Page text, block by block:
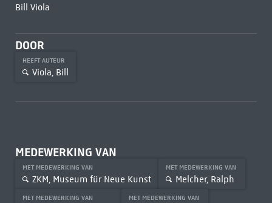
Bill Viola
DOOR
HEEFT AUTEUR
Viola, Bill
MEDEWERKING VAN
MET MEDEWERKING VAN
ZKM, Museum für Neue Kunst
MET MEDEWERKING VAN
Melcher, Ralph
MET MEDEWERKING VAN MET MEDEWERKING VAN